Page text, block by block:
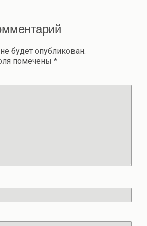
будет опубликован.
помечены *